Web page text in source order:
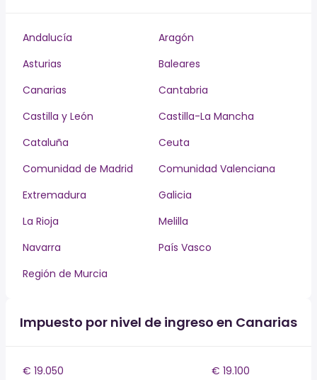
Andalucía
Aragón
Asturias
Baleares
Canarias
Cantabria
Castilla y León
Castilla-La Mancha
Cataluña
Ceuta
Comunidad de Madrid
Comunidad Valenciana
Extremadura
Galicia
La Rioja
Melilla
Navarra
País Vasco
Región de Murcia
Impuesto por nivel de ingreso en Canarias
€ 19.050
€ 19.100